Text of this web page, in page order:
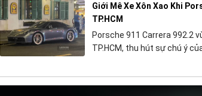
Giới Mê Xe Xôn Xao Khi
TP.HCM
Porsche 911 Carrera 992.2
TP.HCM, thu hút sự chú ý của